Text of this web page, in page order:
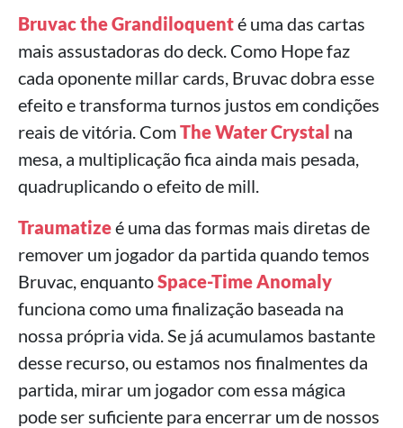
Bruvac the Grandiloquenté uma das cartas
mais assustadoras do deck. Como Hope faz
cada oponente millar cards, Bruvac dobra esse
efeito e transforma turnos justos em condições
reais de vitória. ComThe Water Crystal na
mesa, a multiplicação fica ainda mais pesada,
quadruplicando o efeito de mill.
Traumatizeé uma das formas mais diretas de
remover um jogador da partida quando temos
Bruvac, enquantoSpace-Time Anomaly
funciona como uma finalização baseada na
nossa própria vida. Se já acumulamos bastante
desse recurso, ou estamos nos finalmentes da
partida, mirar um jogador com essa mágica
pode ser suficiente para encerrar um de nossos